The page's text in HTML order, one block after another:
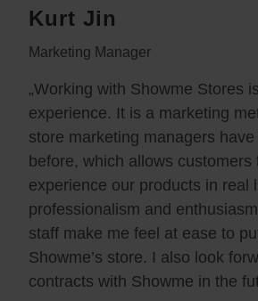
Kurt Jin
Marketing Manager
„Working with Showme Stores
experience. It is a marketing
store marketing managers
before, which allows customers
experience our products in real
professionalism and
staff make me feel at ease to
Showme’s store. I also look
contracts with Showme in the